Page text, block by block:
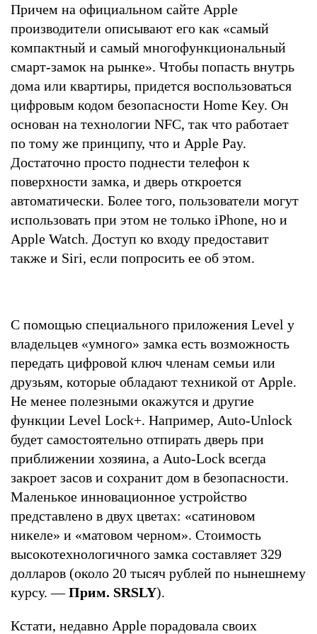
Причем на официальном сайте Apple
производители описывают его как «самый
компактный и самый многофункциональный
смарт-замок на рынке». Чтобы попасть внутрь
дома или квартиры, придется воспользоваться
цифровым кодом безопасности Home Key. Он
основан на технологии NFC, так что работает
по тому же принципу, что и Apple Pay.
Достаточно просто поднести телефон к
поверхности замка, и дверь откроется
автоматически. Более того, пользователи могут
использовать при этом не только iPhone, но и
Apple Watch. Доступ ко входу предоставит
также и Siri, если попросить ее об этом.
С помощью специального приложения Level у
владельцев «умного» замка есть возможность
передать цифровой ключ членам семьи или
друзьям, которые обладают техникой от Apple.
Не менее полезными окажутся и другие
функции Level Lock+. Например, Auto-Unlock
будет самостоятельно отпирать дверь при
приближении хозяина, а Auto-Lock всегда
закроет засов и сохранит дом в безопасности.
Маленькое инновационное устройство
представлено в двух цветах: «сатиновом
никеле» и «матовом черном». Стоимость
высокотехнологичного замка составляет 329
долларов (около 20 тысяч рублей по нынешнему
курсу. —Прим. SRSLY).
Кстати, недавно Apple порадовала своих